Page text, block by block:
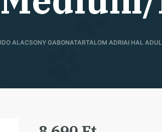
ALACSONY GABONATARTALOM ADRIAI HAL